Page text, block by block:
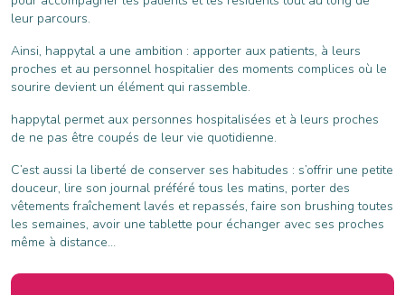
leur parcours.
Ainsi, happytal a une ambition : apporter aux patients, à leurs
proches et au personnel hospitalier des moments complices où le
sourire devient un élément qui rassemble.
happytal permet aux personnes hospitalisées et à leurs proches
de ne pas être coupés de leur vie quotidienne.
C’est aussi la liberté de conserver ses habitudes : s’offrir une petite
douceur, lire son journal préféré tous les matins, porter des
vêtements fraîchement lavés et repassés, faire son brushing toutes
les semaines, avoir une tablette pour échanger avec ses proches
même à distance…